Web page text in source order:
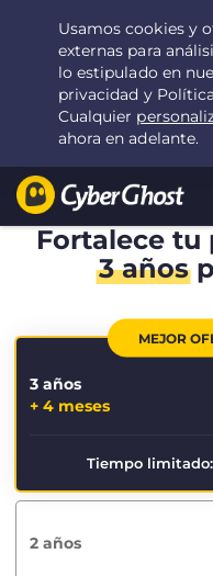
Tu elección:la mejor oferta
Fortalece
3 años
MEJOR
3 años
+ 4 meses
Tiempo limitado:
2 años